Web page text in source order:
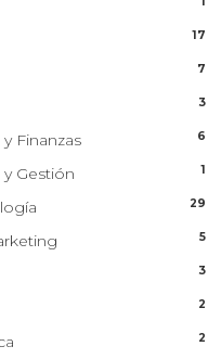
17
7
3
Finanzas 6
Gestión 1
29
5
3
2
2